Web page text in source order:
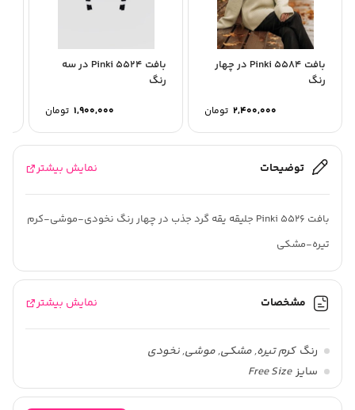
بافت Pinki 5584 در چهار
رنگ
2,400,000 تومان
بافت Pinki 5524 در سه
رنگ
1,900,000 تومان
توضیحات نمایش بیشتر
بافت Pinki 5526 جلیقه یقه گرد جذب در چهار رنگ نخودی-موشی-کرم
تیره-مشکی
مشخصات نمایش بیشتر
رنگ کرم تیره, مشکی, موشی, نخودی
سایز Free Size